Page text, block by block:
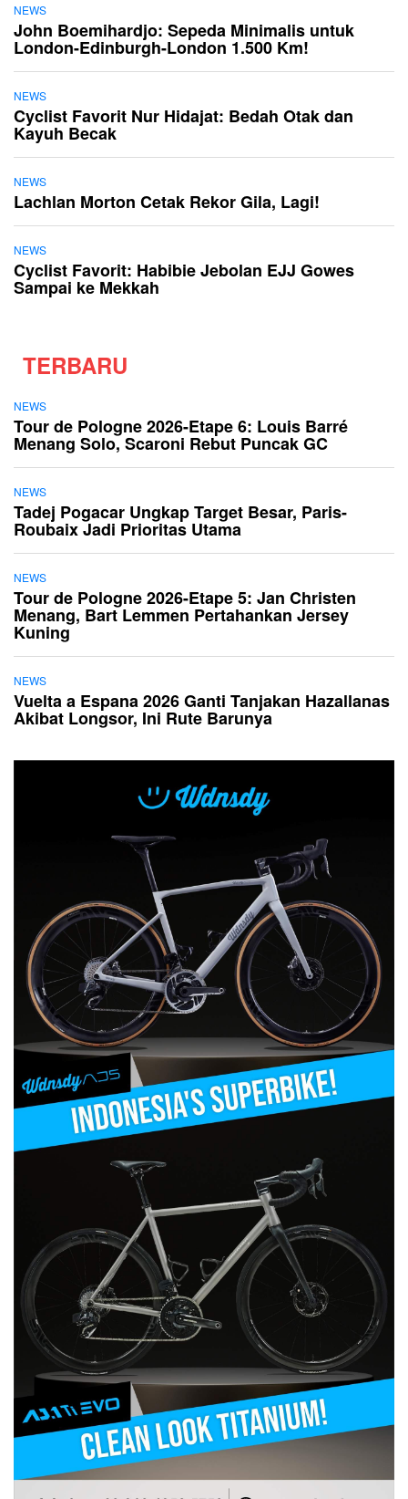
NEWS
John Boemihardjo: Sepeda Minimalis untuk
London-Edinburgh-London 1.500 Km!
NEWS
Cyclist Favorit Nur Hidajat: Bedah Otak dan
Kayuh Becak
NEWS
Lachlan Morton Cetak Rekor Gila, Lagi!
NEWS
Cyclist Favorit: Habibie Jebolan EJJ Gowes
Sampai ke Mekkah
TERBARU
NEWS
Tour de Pologne 2026-Etape 6: Louis Barré
Menang Solo, Scaroni Rebut Puncak GC
NEWS
Tadej Pogacar Ungkap Target Besar, Paris-
Roubaix Jadi Prioritas Utama
NEWS
Tour de Pologne 2026-Etape 5: Jan Christen
Menang, Bart Lemmen Pertahankan Jersey
Kuning
NEWS
Vuelta a Espana 2026 Ganti Tanjakan Hazallanas
Akibat Longsor, Ini Rute Barunya